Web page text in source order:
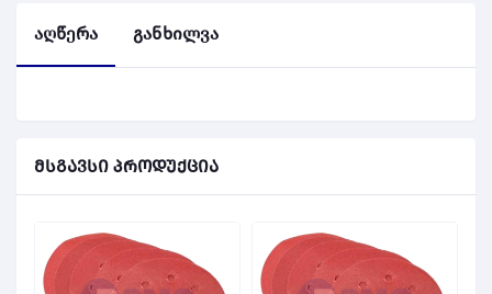
აღწერა განხილვა
მსგავსი პროდუქცია